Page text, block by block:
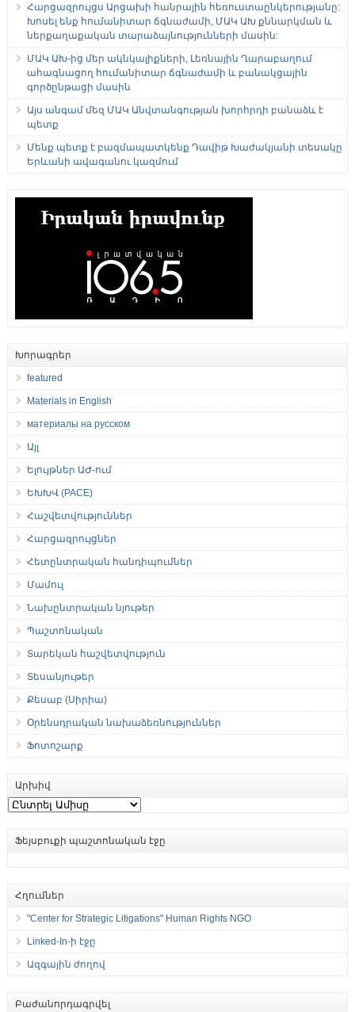
Հարցազրույցս Արցախի հանրային հեռուստաընկերությանը:
Խոսել ենք հումանիտար ճգնաժամի, ՄԱԿ ԱԽ քննարկման և
ներքաղաքական տարաձայնությունների մասին:
ՄԱԿ ԱԽ-ից մեր ակնկալիքների, Լեռնային Ղարաբաղում
ահագնացող հումանիտար ճգնաժամի և բանակցային
գործընթացի մասին
Այս անգամ մեզ ՄԱԿ Անվտանգության խորհրդի բանաձև է
պետք
Մենք պետք է բազմապատկենք Դավիթ Խաժակյանի տեսակը
Երևանի ավագանու կազմում
Խորագրեր
featured
Materials in English
материалы на русском
Այլ
Ելույթներ ԱԺ-ում
ԵԽԽՎ (PACE)
Հաշվետվություններ
Հարցազրույցներ
Հետընտրական հանդիպումներ
Մամուլ
Նախընտրական նյութեր
Պաշտոնական
Տարեկան հաշվետվություն
Տեսանյութեր
Քեսաբ (Սիրիա)
Օրենսդրական նախաձեռնություններ
Ֆոտոշարք
Արխիվ
Արխիվ
Ֆեյսբուքի պաշտոնական էջը
Հղումներ
"Center for Strategic Litigations" Human Rights NGO
Linked-In-ի էջը
Ազգային ժողով
Բաժանորդագրվել